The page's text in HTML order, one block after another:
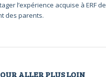
l’expérience acquise à ERF de
des parents.
ALLER PLUS LOIN